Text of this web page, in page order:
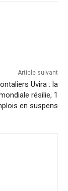
Article suivant
Uvira : la
résilie, 1
en suspens